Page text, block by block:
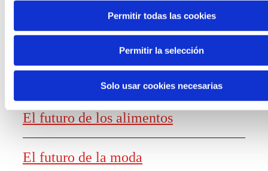
Permitir todas las cookies
Permitir la selección
Solo usar cookies necesarias
Generación de
conocimiento
Informe El futuro del trabajo
El futuro de los alimentos
El futuro de la moda